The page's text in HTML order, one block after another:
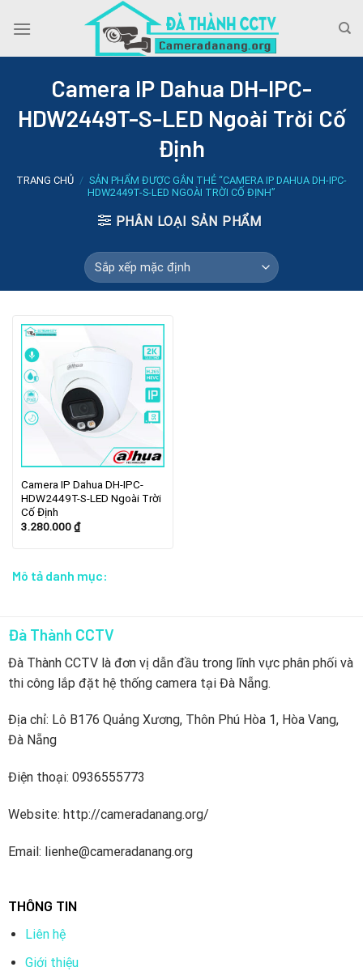
Camera IP Dahua DH-IPC-
HDW2449T-S-LED Ngoài Trời Cố
Định
TRANG CHỦ / SẢN PHẨM ĐƯỢC GẮN THẺ “CAMERA IP DAHUA DH-IPC-
HDW2449T-S-LED NGOÀI TRỜI CỐ ĐỊNH”
PHÂN LOẠI SẢN PHẨM
Camera IP Dahua DH-IPC-
HDW2449T-S-LED Ngoài Trời
Cố Định
3.280.000₫
Mô tả danh mục:
Đà Thành CCTV
Đà Thành CCTV là đơn vị dẫn đầu trong lĩnh vực phân phối và
thi công lắp đặt hệ thống camera tại Đà Nẵng.
Địa chỉ: Lô B176 Quảng Xương, Thôn Phú Hòa 1, Hòa Vang,
Đà Nẵng
Điện thoại: 0936555773
Website: http://cameradanang.org/
Email: lienhe@cameradanang.org
THÔNG TIN
Liên hệ
Giới thiệu